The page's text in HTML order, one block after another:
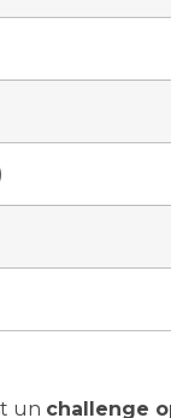
un challenge